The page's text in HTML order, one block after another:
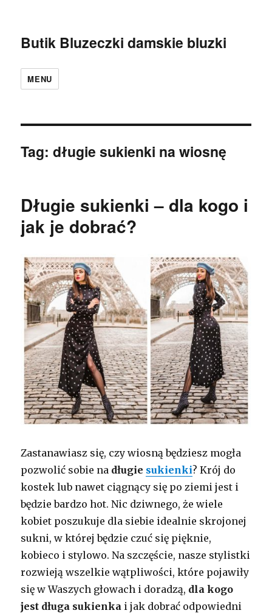
Butik Bluzeczki damskie bluzki
MENU
Tag:długie sukienki na wiosnę
Długie sukienki – dla kogo i
jak je dobrać?
Zastanawiasz się, czy wiosną będziesz mogła
pozwolić sobie na długie sukienki? Krój do
kostek lub nawet ciągnący się po ziemi jest i
będzie bardzo hot. Nic dziwnego, że wiele
kobiet poszukuje dla siebie idealnie skrojonej
sukni, w której będzie czuć się pięknie,
kobieco i stylowo. Na szczęście, nasze stylistki
rozwieją wszelkie wątpliwości, które pojawiły
się w Waszych głowach i doradzą, dla kogo
jest długa sukienka i jak dobrać odpowiedni